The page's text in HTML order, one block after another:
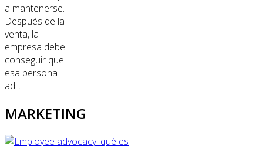
a mantenerse.
Después de la
venta, la
empresa debe
conseguir que
esa persona
ad...
MARKETING